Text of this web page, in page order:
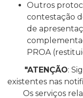
Outros
contestação
de
PROA
"ATENÇÃO:
existentes nas
Os serviços